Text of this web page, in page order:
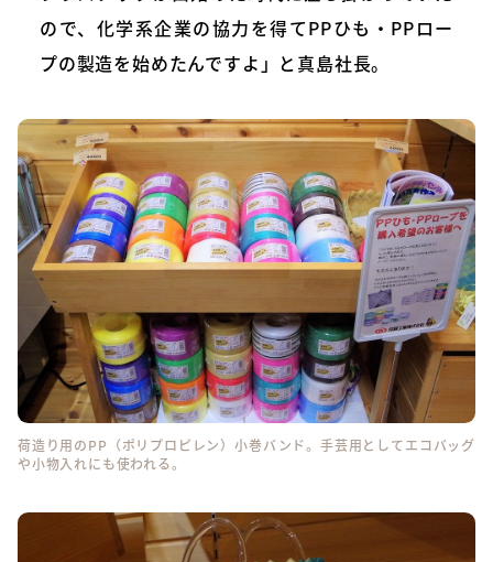
ので、化学系企業の協力を得てPPひも・PPロー
プの製造を始めたんですよ」と真島社長。
荷造り用のPP（ポリプロピレン）小巻バンド。手芸用としてエコバッグ
や小物入れにも使われる。